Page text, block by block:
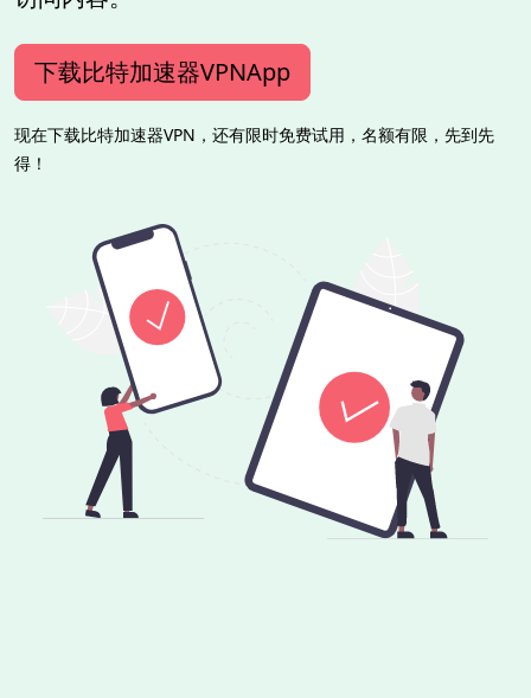
下载比特加速器VPNApp
现在下载比特加速器VPN，还有限时免费试用，名额有限，先到先
得！